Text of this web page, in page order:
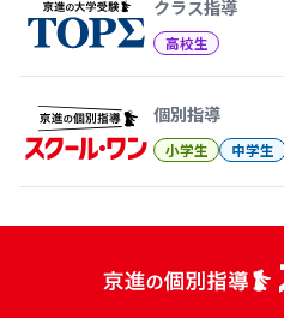
クラス指導
高校生
個別指導
小学生 中学生